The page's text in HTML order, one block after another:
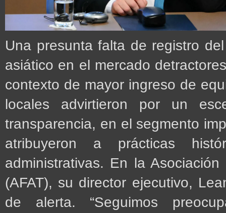
Una presunta falta de registro
asiático en el mercado
contexto de mayor ingreso de
locales advirtieron por un
transparencia, en el segmento
atribuyeron a prácticas
administrativas. En la
(AFAT), su director ejecutivo,
de alerta. “Seguimos